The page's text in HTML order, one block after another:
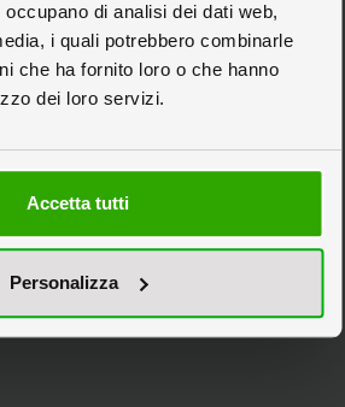
di analisi dei dati web,
i quali potrebbero combinarle
che ha fornito loro o che hanno
dei loro servizi.
Accetta tutti
Personalizza